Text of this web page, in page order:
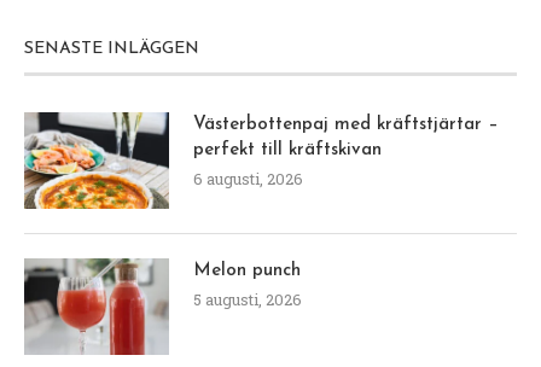
SENASTE INLÄGGEN
Västerbottenpaj med kräftstjärtar –
perfekt till kräftskivan
6 augusti, 2026
Melon punch
5 augusti, 2026